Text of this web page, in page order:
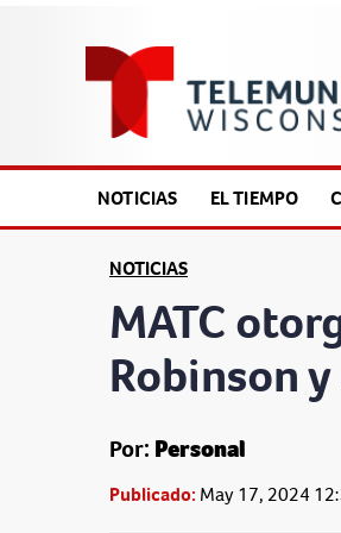
NOTICIAS EL TIEMPO
NOTICIAS
MATC
Robinson
Por: Personal
Publicado: May 17, 2024